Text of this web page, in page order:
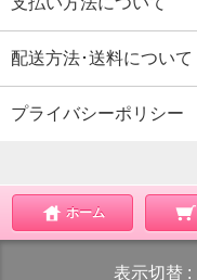
配送方法･送料について
プライバシーポリシー
ホーム
表示切替 :